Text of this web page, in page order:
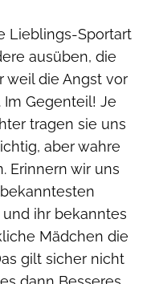
Lieblings-Sportart
ausüben, die
weil die Angst vor
Gegenteil! Je
tragen sie uns
aber wahre
Erinnern wir uns
ihr bekanntes
Mädchen die
gilt sicher nicht